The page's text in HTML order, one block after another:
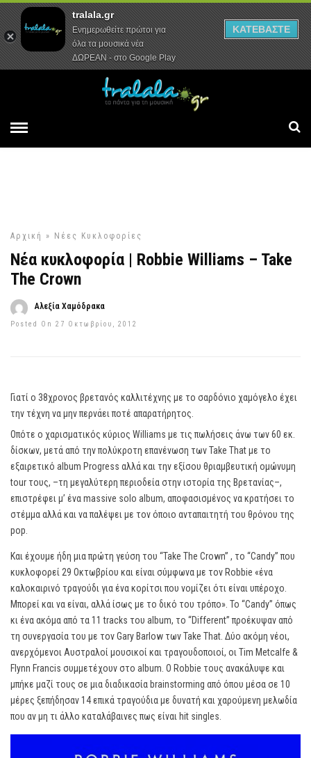
Αρχική Συνεντεύξεις Ρεπορτάζ
Αρχική » Νέες Κυκλοφορίες
Νέα κυκλοφορία | Robbie Williams – Take
The Crown
Αλεξία Χαμόδρακα
Posted On 27 Οκτωβρίου, 2012
Γιατί ο 38χρονος βρετανός καλλιτέχνης με το σαρδόνιο χαμόγελο έχει
την τέχνη να μην περνάει ποτέ απαρατήρητος.
Οπότε ο χαρισματικός κύριος Williams με τις πωλήσεις άνω των 60 εκ.
δίσκων, μετά από την πολύκροτη επανένωση των Take That με το
εξαιρετικό album Progress αλλά και την εξίσου θριαμβευτική ομώνυμη
tour τους, –τη μεγαλύτερη περιοδεία στην ιστορία της Βρετανίας–,
επιστρέφει μ’ ένα massive solo album, αποφασισμένος να κρατήσει το
στέμμα αλλά και να παλέψει με τον όποιο ανταπαιτητή του θρόνου της
pop.
Και έχουμε ήδη μια πρώτη γεύση του “Take The Crown” , το “Candy” που
κυκλοφορεί 29 Οκτωβρίου και είναι σύμφωνα με τον Robbie «ένα
καλοκαιρινό τραγούδι για ένα κορίτσι που νομίζει ότι είναι υπέροχο.
Μπορεί και να είναι, αλλά ίσως με το δικό του τρόπο». Το “Candy” όπως
κι ένα ακόμα από τα 11 tracks του album, το “Different” προέκυψαν από
τη συνεργασία του με τον Gary Barlow των Take That. Δύο ακόμη νέοι,
ανερχόμενοι Αυστραλοί μουσικοί και τραγουδοποιοί, οι Tim Metcalfe &
Flynn Francis συμμετέχουν στο album. Ο Robbie τους ανακάλυψε και
μπήκε μαζί τους σε μια διαδικασία brainstorming από όπου μέσα σε 10
μέρες ξεπήδησαν 14 επικά τραγούδια με δυνατή και χαρούμενη μελωδία
που αν μη τι άλλο καταλάβαινες πως είναι hit singles.
tralala.gr
Ενημερωθείτε πρώτοι για
όλα τα μουσικά νέα
ΔΩΡΕΑΝ - στο Google Play
ΚΑΤΕΒΑΣΤΕ